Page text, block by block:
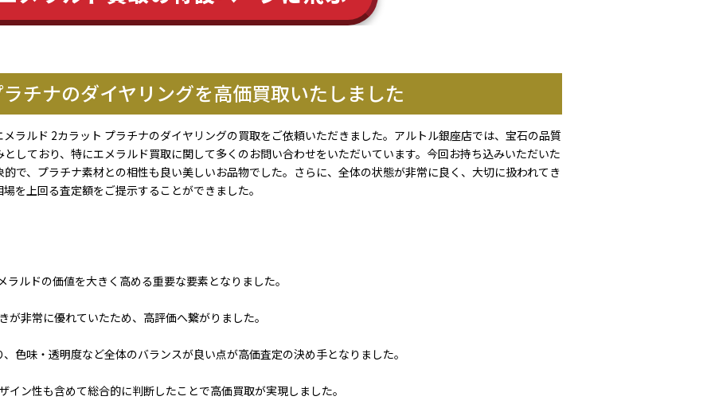
チナのダイヤリングを高価買取いたしました
ラルド 2カラット プラチナのダイヤリングの買取をご依頼いただきました。アルトル銀座店では、宝石の品質
しており、特にエメラルド買取に関して多くのお問い合わせをいただいています。今回お持ち込みいただいた
で、プラチナ素材との相性も良い美しいお品物でした。さらに、全体の状態が非常に良く、大切に扱われてき
を上回る査定額をご提示することができました。
ルドの価値を大きく高める重要な要素となりました。
非常に優れていたため、高評価へ繋がりました。
色味・透明度など全体のバランスが良い点が高価査定の決め手となりました。
ン性も含めて総合的に判断したことで高価買取が実現しました。